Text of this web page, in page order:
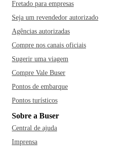
Fretado para empresas
Seja um revendedor autorizado
Agências autorizadas
Compre nos canais oficiais
Sugerir uma viagem
Compre Vale Buser
Pontos de embarque
Pontos turísticos
Sobre a Buser
Central de ajuda
Imprensa